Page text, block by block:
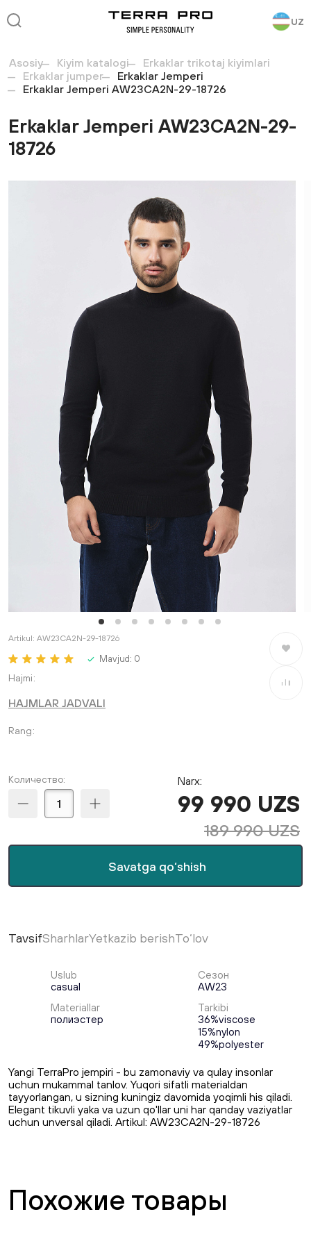
UZ
Asosiy Kiyim katalogi
Erkaklar trikotaj kiyimlari
Erkaklar jumper
Erkaklar Jemperi
Erkaklar Jemperi AW23CA2N-29-18726
Erkaklar Jemperi AW23CA2N-29-
18726
Artikul: AW23CA2N-29-18726
Mavjud: 0
Hajmi
HAJMLAR JADVALI
Rang
Количество:
Savatga qo‘shish
Narx:
99 990 UZS
189 990 UZS
TavsifSharhlarYetkazib berishTo‘lov
Uslub
casual
Сезон
AW23
Materiallar
полиэстер
Tarkibi
36%viscose
15%nylon
49%polyester
Yangi TerraPro jempiri - bu zamonaviy va qulay insonlar
uchun mukammal tanlov. Yuqori sifatli materialdan
tayyorlangan, u sizning kuningiz davomida yoqimli his qiladi.
Elegant tikuvli yaka va uzun qo'llar uni har qanday vaziyatlar
uchun unversal qiladi. Artikul: AW23CA2N-29-18726
Похожие товары